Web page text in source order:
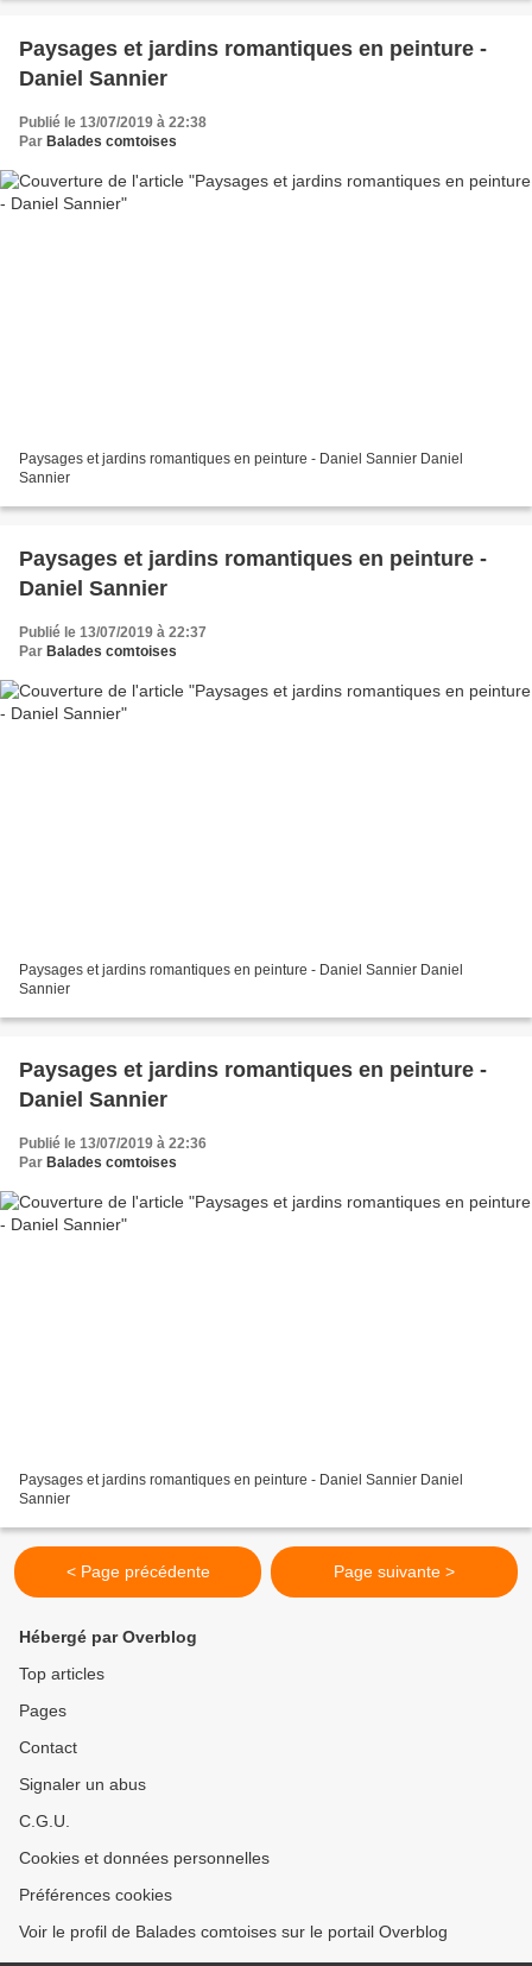
Paysages et jardins romantiques en peinture -
Daniel Sannier
Publié le 13/07/2019 à 22:38
Par Balades comtoises
Paysages et jardins romantiques en peinture - Daniel Sannier Daniel
Sannier
Paysages et jardins romantiques en peinture -
Daniel Sannier
Publié le 13/07/2019 à 22:37
Par Balades comtoises
Paysages et jardins romantiques en peinture - Daniel Sannier Daniel
Sannier
Paysages et jardins romantiques en peinture -
Daniel Sannier
Publié le 13/07/2019 à 22:36
Par Balades comtoises
Paysages et jardins romantiques en peinture - Daniel Sannier Daniel
Sannier
< Page précédente Page suivante >
Hébergé par Overblog
Top articles
Pages
Contact
Signaler un abus
C.G.U.
Cookies et données personnelles
Préférences cookies
Voir le profil de Balades comtoises sur le portail Overblog